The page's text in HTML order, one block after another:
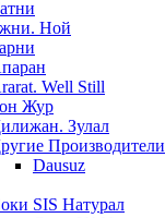
Ной
Well Still
Жур
Зулал
Производители
Dausuz
SIS Натурал